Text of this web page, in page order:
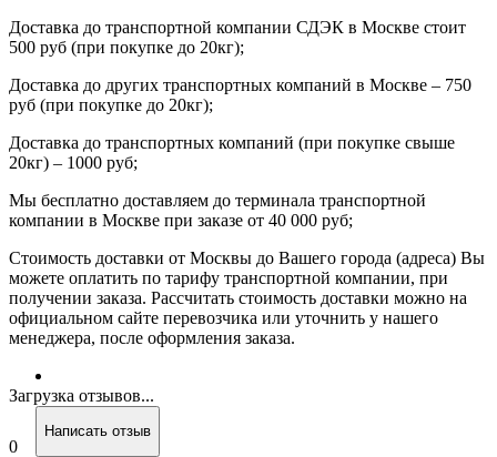
Доставка до транспортной компании СДЭК в Москве стоит
500 руб (при покупке до 20кг);
Доставка до других транспортных компаний в Москве – 750
руб (при покупке до 20кг);
Доставка до транспортных компаний (при покупке свыше
20кг) – 1000 руб;
Мы бесплатно доставляем до терминала транспортной
компании в Москве при заказе от 40 000 руб;
Стоимость доставки от Москвы до Вашего города (адреса) Вы
можете оплатить по тарифу транспортной компании, при
получении заказа. Рассчитать стоимость доставки можно на
официальном сайте перевозчика или уточнить у нашего
менеджера, после оформления заказа.
Загрузка отзывов...
0
Написать отзыв